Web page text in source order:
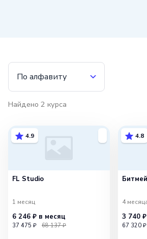
помогут при будущем
По алфавиту
Найдено 2 курса
4.9
FL Studio
1 месяц
6 246 ₽ в месяц
37 475 ₽ 68 137 ₽
4.8
4
3 740 ₽
67 320 ₽